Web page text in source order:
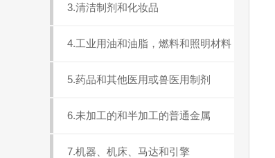
3.清洁制剂和化妆品
4.工业用油和油脂，燃料和照明材料
5.药品和其他医用或兽医用制剂
6.未加工的和半加工的普通金属
7.机器、机床、马达和引擎